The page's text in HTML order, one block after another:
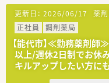
【法人特徴について】
■医療モール開発の
を展開する大手調剤
■人材定着率が97%
づくりに注力してい
■社長も薬剤師であ
組織運営を行ってい
更新日： 2026/06/17 薬剤
正社員
調剤薬局
【能代市】≪勤務薬剤
以上/週休2日制でお休
キルアップしたい方に